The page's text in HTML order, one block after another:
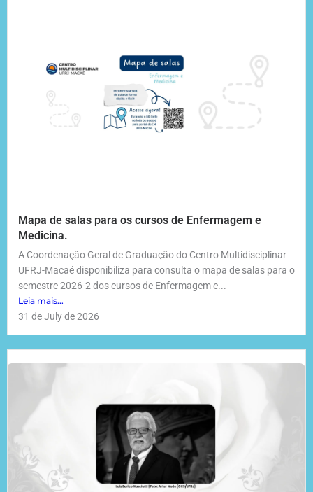
Mapa de salas para os cursos de Enfermagem e
Medicina.
A Coordenação Geral de Graduação do Centro Multidisciplinar
UFRJ-Macaé disponibiliza para consulta o mapa de salas para o
semestre 2026-2 dos cursos de Enfermagem e...
Leia mais...
31 de July de 2026